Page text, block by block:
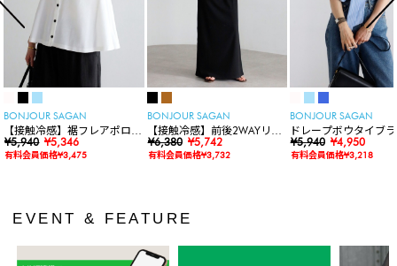
BONJOUR SAGAN
【接触冷感】裾フレアポロシ
ャツ
¥5,940 ¥5,346
有料会員価格¥3,475
BONJOUR SAGAN
【接触冷感】前後2WAYリブ
カットワンピース
¥6,380 ¥5,742
有料会員価格¥3,732
BONJOUR SAGAN
ドレープボウタイブ
ス
¥5,940 ¥4,950
有料会員価格¥3,218
EVENT & FEATURE